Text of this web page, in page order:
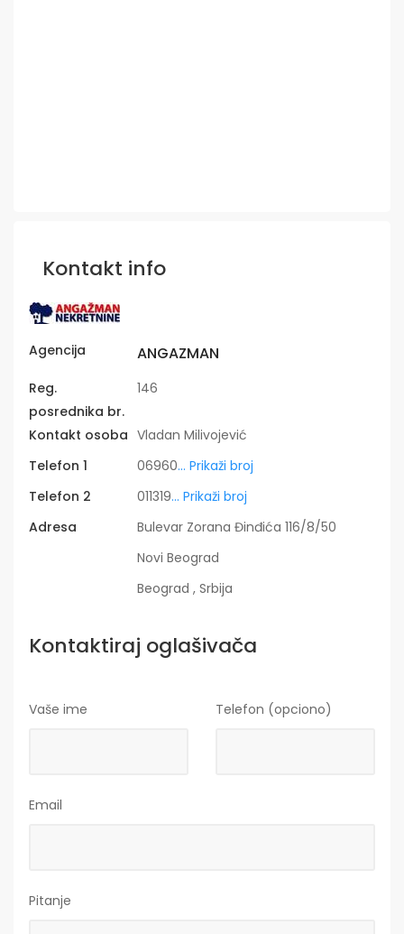
Kontakt info
Agencija ANGAZMAN
Reg.
posrednika br.
146
Kontakt osoba Vladan Milivojević
Telefon 1
06960... Prikaži broj
Telefon 2
011319... Prikaži broj
Adresa
Bulevar Zorana Đinđića 116/8/50
Novi Beograd
Beograd , Srbija
Kontaktiraj oglašivača
Vaše ime Telefon (opciono)
Email
Pitanje